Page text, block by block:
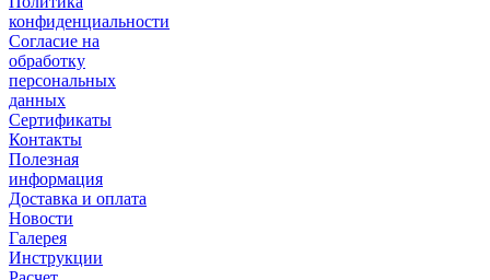
конфиденциальности
Согласие на
обработку
персональных
данных
Сертификаты
Контакты
Полезная
информация
Доставка и оплата
Новости
Галерея
Инструкции